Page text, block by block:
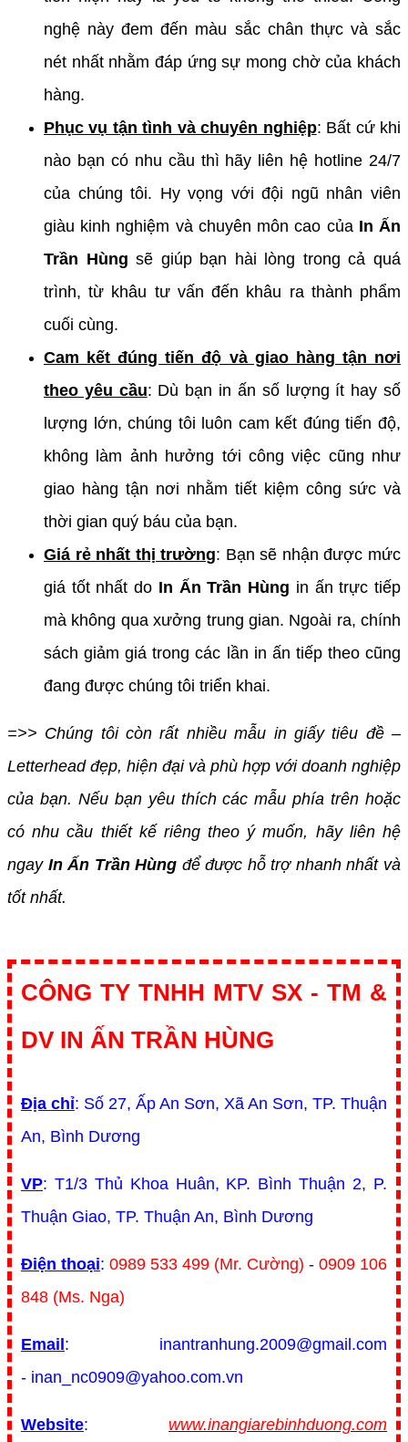
nghệ này đem đến màu sắc chân thực và sắc
nét nhất nhằm đáp ứng sự mong chờ của khách
hàng.
Phục vụ tận tình và chuyên nghiệp: Bất cứ khi
nào bạn có nhu cầu thì hãy liên hệ hotline 24/7
của chúng tôi. Hy vọng với đội ngũ nhân viên
giàu kinh nghiệm và chuyên môn cao của In Ấn
Trần Hùng sẽ giúp bạn hài lòng trong cả quá
trình, từ khâu tư vấn đến khâu ra thành phẩm
cuối cùng.
Cam kết đúng tiến độ và giao hàng tận nơi
theo yêu cầu: Dù bạn in ấn số lượng ít hay số
lượng lớn, chúng tôi luôn cam kết đúng tiến độ,
không làm ảnh hưởng tới công việc cũng như
giao hàng tận nơi nhằm tiết kiệm công sức và
thời gian quý báu của bạn.
Giá rẻ nhất thị trường: Bạn sẽ nhận được mức
giá tốt nhất do In Ấn Trần Hùng in ấn trực tiếp
mà không qua xưởng trung gian. Ngoài ra, chính
sách giảm giá trong các lần in ấn tiếp theo cũng
đang được chúng tôi triển khai.
=>> Chúng tôi còn rất nhiều mẫu in giấy tiêu đề –
Letterhead đẹp, hiện đại và phù hợp với doanh nghiệp
của bạn. Nếu bạn yêu thích các mẫu phía trên hoặc
có nhu cầu thiết kế riêng theo ý muốn, hãy liên hệ
ngay In Ấn Trần Hùng để được hỗ trợ nhanh nhất và
tốt nhất.
CÔNG TY TNHH MTV SX - TM &
DV IN ẤN TRẦN HÙNG
Địa chỉ: Số 27, Ấp An Sơn, Xã An Sơn, TP. Thuận
An, Bình Dương
VP: T1/3 Thủ Khoa Huân, KP. Bình Thuận 2, P.
Thuận Giao, TP. Thuận An, Bình Dương
Điện thoại: 0989 533 499 (Mr. Cường) - 0909 106
848 (Ms. Nga)
Email : inantranhung.2009@gmail.com
- inan_nc0909@yahoo.com.vn
Website: www.inangiarebinhduong.com